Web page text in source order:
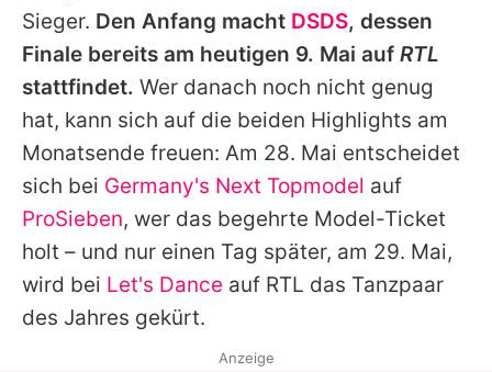
Nutzungsbedingungen
Utiq verwalten
Sieger. Den Anfang macht DSDS, dessen
Finale bereits am heutigen 9. Mai auf RTL
stattfindet. Wer danach noch nicht genug
hat, kann sich auf die beiden Highlights am
Monatsende freuen: Am 28. Mai entscheidet
sich bei Germany's Next Topmodel auf
ProSieben, wer das begehrte Model-Ticket
holt – und nur einen Tag später, am 29. Mai,
wird bei Let's Dance auf RTL das Tanzpaar
des Jahres gekürt.
Anzeige